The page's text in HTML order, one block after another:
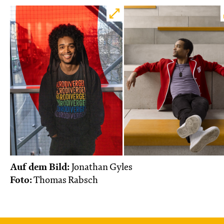
JUNGES SCHAUSPIEL
Das NEIN­horn
von Marc-Uwe Kling und Astrid Henn
Regie: Philipp Alfons Heitmann, Matts Johan
Leenders
Central 1
Karten
So, 25.10. / 16:00 – 17:00
JUNGES SCHAUSPIEL
Auf dem Bild: Jonathan Gyles
Foto:Thomas Rabsch